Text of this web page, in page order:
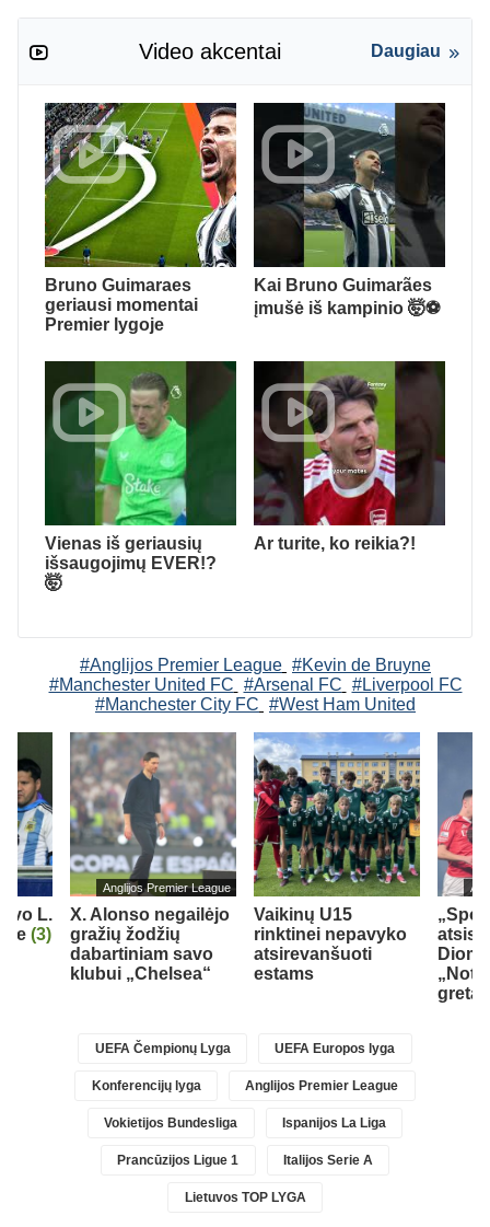
Video akcentai Daugiau
Bruno Guimaraes
geriausi momentai
Premier lygoje
Kai Bruno Guimarães
įmušė iš kampinio 🤯⚽️
Vienas iš geriausių
išsaugojimų EVER!?
🤯
Ar turite, ko reikia?!
#Anglijos Premier League #Kevin de Bruyne
#Manchester United FC #Arsenal FC #Liverpool FC
#Manchester City FC #West Ham United
L.
(3)
Anglijos Premier League
X. Alonso negailėjo
gražių žodžių
dabartiniam savo
klubui „Chelsea“
Vaikinų U15
rinktinei nepavyko
atsirevanšuoti
estams
gretas
UEFA Čempionų Lyga UEFA Europos lyga
Konferencijų lyga Anglijos Premier League
Vokietijos Bundesliga Ispanijos La Liga
Prancūzijos Ligue 1 Italijos Serie A
Lietuvos TOP LYGA